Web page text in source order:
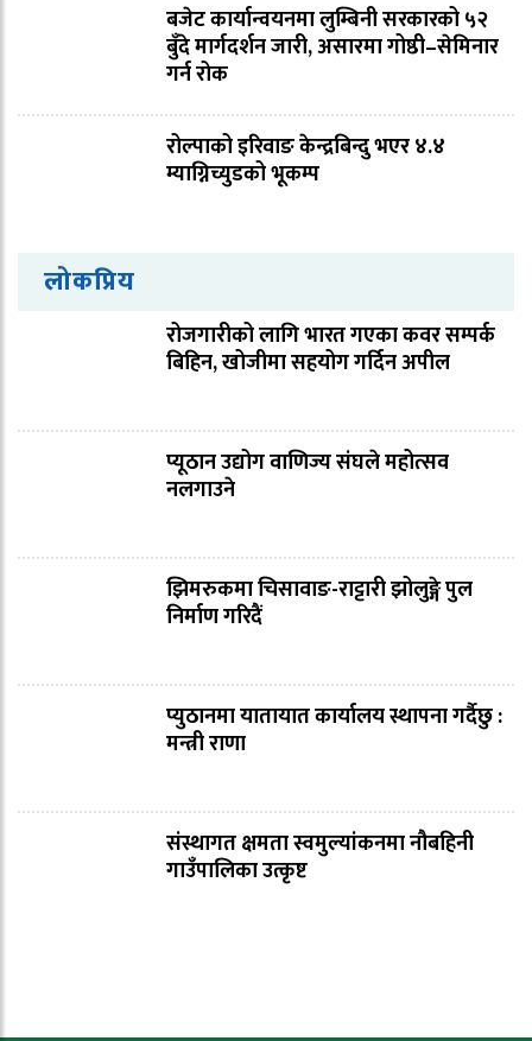
बजेट कार्यान्वयनमा लुम्बिनी सरकारको ५२
बुँदे मार्गदर्शन जारी, असारमा गोष्ठी–सेमिनार
गर्न रोक
रोल्पाको इरिवाङ केन्द्रबिन्दु भएर ४.४
म्याग्निच्युडको भूकम्प
लोकप्रिय
रोजगारीको लागि भारत गएका कवर सम्पर्क
बिहिन, खोजीमा सहयोग गर्दिन अपील
प्यूठान उद्योग वाणिज्य संघले महोत्सव
नलगाउने
झिमरुकमा चिसावाङ-राट्टारी झोलुङ्गे पुल
निर्माण गरिदैं
प्युठानमा यातायात कार्यालय स्थापना गर्दैछु :
मन्त्री राणा
संस्थागत क्षमता स्वमुल्यांकनमा नौबहिनी
गाउँपालिका उत्कृष्ट